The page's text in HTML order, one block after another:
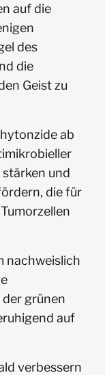
auf die
des
die
Geist zu
ab
und
die für
nachweislich
grünen
auf
verbessern